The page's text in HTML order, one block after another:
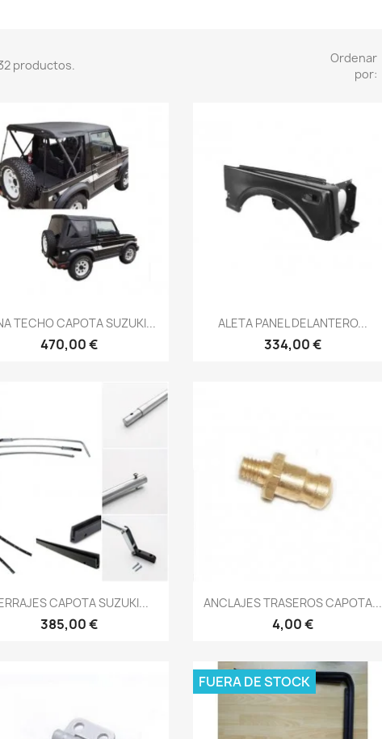
productos.
Ordenar
por:
Vista rápida
TECHO CAPOTA SUZUKI...
470,00 €
Vista rápida
ALETA PANEL DELANTERO...
334,00 €
Vista rápida
CAPOTA SUZUKI...
385,00 €
Vista rápida
ANCLAJES TRASEROS CAPOTA...
4,00 €
FUERA DE STOCK